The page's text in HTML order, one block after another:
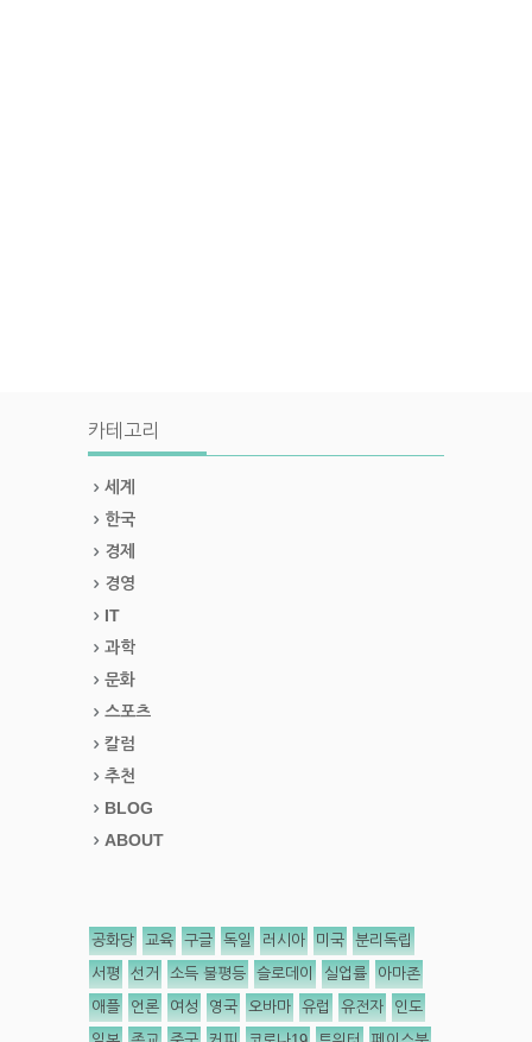
카테고리
세계
한국
경제
경영
IT
과학
문화
스포츠
칼럼
추천
BLOG
ABOUT
공화당 교육 구글 독일 러시아 미국 분리독립
서평 선거 소득 불평등 슬로데이 실업률 아마존
애플 언론 여성 영국 오바마 유럽 유전자 인도